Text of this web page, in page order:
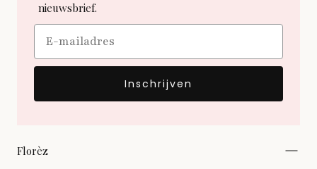
nieuwsbrief.
Email
Inschrijven
Florèz